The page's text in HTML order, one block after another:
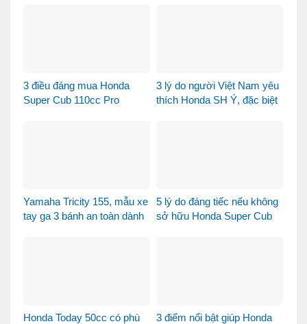
3 điều đáng mua Honda
Super Cub 110cc Pro
3 lý do người Việt Nam yêu
thích Honda SH Ý, đặc biệt
Yamaha Tricity 155, mẫu xe
tay ga 3 bánh an toàn dành
5 lý do đáng tiếc nếu không
sở hữu Honda Super Cub
Honda Today 50cc có phù
3 điểm nổi bật giúp Honda